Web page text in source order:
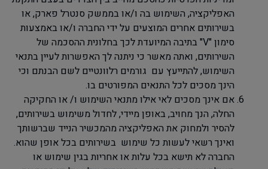
האפליקציה, השימוש בה ו/או בממשק סנטרל פארק, או
בשירותים אחרים המוצעים על ידי החברה ו/או באמצעות
סימון "V" בתיבה המיועדת לכך בחלונית ההסכמה של
השירותים, ואתה מאשר כי ניתנה לך האפשרות לעיין בתנאי
השימוש, להתייעץ עם גורמים רלוונטיים לשם הבנתם וכי
הינך מסכים לכל התנאים המפורטים בו.
אם אינך מסכים לאי אילו מתנאי השימוש ו/ או החקיקה
החלה, הנך מחויב, באופן מיידי, לחדול משימוש בשירותים,
להסיר ולמחוק את האפליקציה מהמכשיר הנייד שברשותך
ואינך רשאי לעשות כל שימוש בשירותים בכל אופן שהוא.
החברה לא תישא בכל עלות או אחריות בגין שימוש או